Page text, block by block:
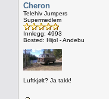
Cheron
Telehiv Jumpers
Supermedlem
Innlegg: 4993
Bosted: Hijol - Andebu
Luftkjølt? Ja takk!